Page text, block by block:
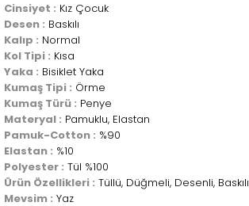
Cinsiyet : Kız Çocuk
Desen : Baskılı
Kalıp : Normal
Kol Tipi : Kısa
Yaka : Bisiklet Yaka
Kumaş Tipi : Örme
Kumaş Türü : Penye
Materyal : Pamuklu, Elastan
Pamuk-Cotton : %90
Elastan : %10
Polyester : Tül %100
Ürün Özellikleri : Tüllü, Düğmeli, Desenli, Baskılı
Mevsim : Yaz